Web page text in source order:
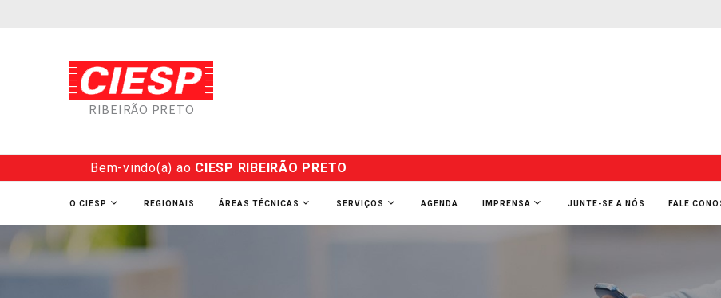
RIBEIRÃO PRETO
Bem-vindo(a) ao CIESP RIBEIRÃO PRETO
O CIESP REGIONAIS ÁREAS TÉCNICAS SERVIÇOS AGENDA IMPRENSA JUNTE-SE A NÓS FALE